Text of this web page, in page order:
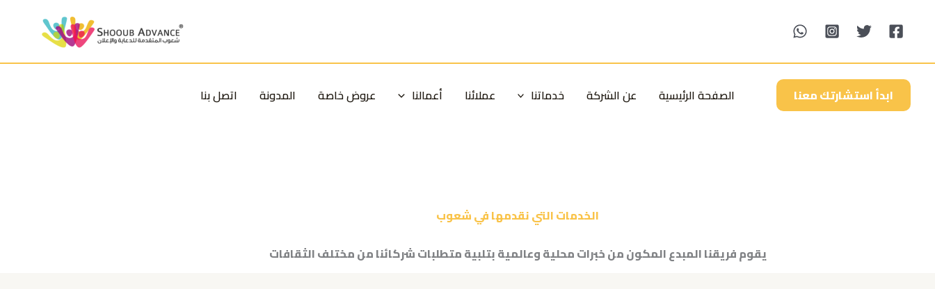
ابدأ استشارتك معنا الصفحة الرئيسية عن الشركة خدماتنا عملائنا أعمالنا عروض خاصة المدونة اتصل بنا
الخدمات التي نقدمها في شعوب
يقوم فريقنا المبدع المكون من خبرات محلية وعالمية بتلبية متطلبات شركائنا من مختلف الثقافات